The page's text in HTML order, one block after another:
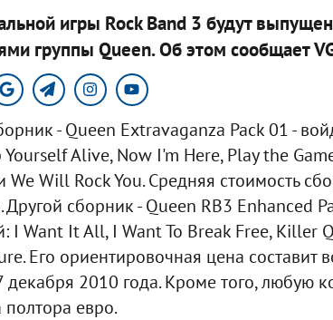
игры Rock Band 3 будут
группы Queen. Об этом сообщает
- Queen Extravaganza Pack 01 -
Alive, Now I'm Here, Play the
We Will Rock You. Средняя стоимость
Другой сборник - Queen RB3 Enhanced
I Want It All, I Want To Break Free, Killer
Его ориентировочная цена составит
2010 года. Кроме того, любую
полтора евро.